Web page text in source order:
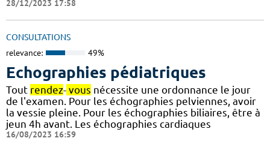
28/12/2023 17:58
CONSULTATIONS
relevance: 49%
Echographies pédiatriques
Tout rendez- vous nécessite une ordonnance le jour
de l'examen. Pour les échographies pelviennes, avoir
la vessie pleine. Pour les échographies biliaires, être à
jeun 4h avant. Les échographies cardiaques
16/08/2023 16:59